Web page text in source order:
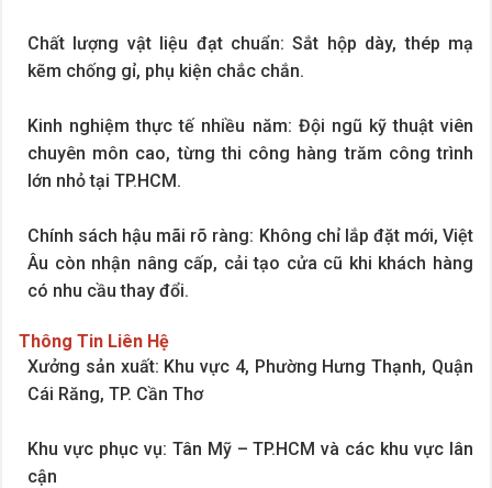
Chất lượng vật liệu đạt chuẩn: Sắt hộp dày, thép mạ
kẽm chống gỉ, phụ kiện chắc chắn.
Kinh nghiệm thực tế nhiều năm: Đội ngũ kỹ thuật viên
chuyên môn cao, từng thi công hàng trăm công trình
lớn nhỏ tại TP.HCM.
Chính sách hậu mãi rõ ràng: Không chỉ lắp đặt mới, Việt
Âu còn nhận nâng cấp, cải tạo cửa cũ khi khách hàng
có nhu cầu thay đổi.
Thông Tin Liên Hệ
Xưởng sản xuất: Khu vực 4, Phường Hưng Thạnh, Quận
Cái Răng, TP. Cần Thơ
Khu vực phục vụ: Tân Mỹ – TP.HCM và các khu vực lân
cận